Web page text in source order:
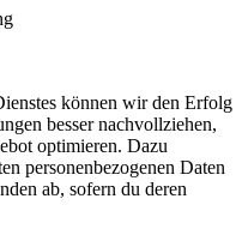
können wir den Erfolg
besser nachvollziehen,
optimieren. Dazu
personenbezogenen Daten
ab, sofern du deren